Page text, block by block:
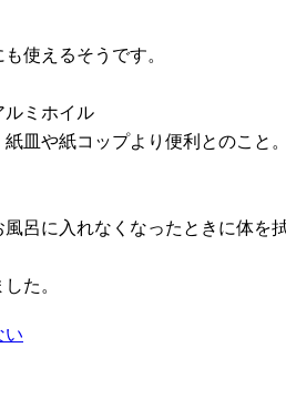
使えるそうです。
ルミホイル
皿や紙コップより便利とのこと。
呂に入れなくなったときに体を
た。
い